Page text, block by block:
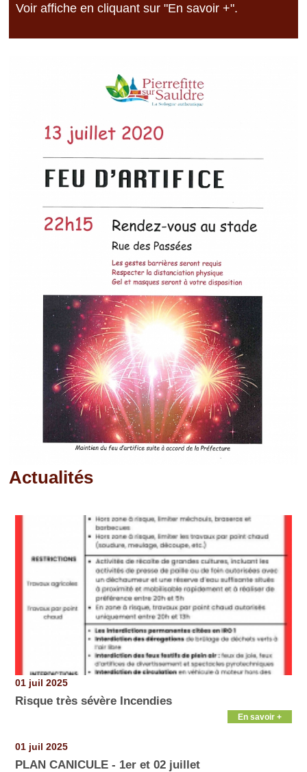
Voir affiche en cliquant sur "En savoir +".
Actualités
01 juil 2025
Risque très sévère Incendies
En savoir +
01 juil 2025
PLAN CANICULE - 1er et 02 juillet
Pages